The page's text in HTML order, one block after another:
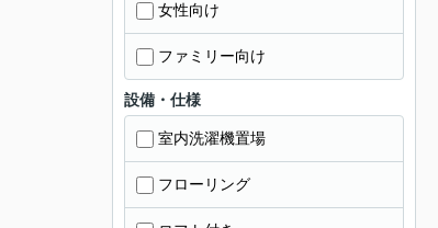
女性向け
ファミリー向け
設備・仕様
室内洗濯機置場
フローリング